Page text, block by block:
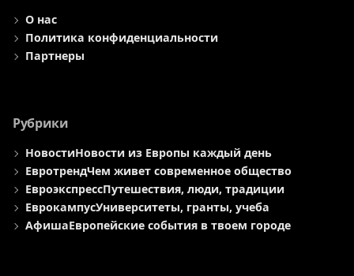
О нас
Политика конфиденциальности
Партнеры
Рубрики
НовостиНовости из Европы каждый день
ЕвротрендЧем живет современное общество
ЕвроэкспрессПутешествия, люди, традиции
ЕврокампусУниверситеты, гранты, учеба
АфишаЕвропейские события в твоем городе